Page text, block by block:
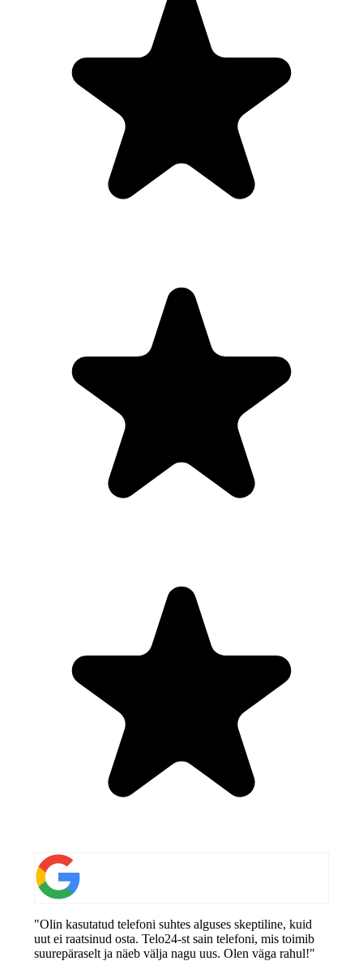
"Olin kasutatud telefoni suhtes alguses skeptiline, kuid
uut ei raatsinud osta. Telo24-st sain telefoni, mis toimib
suurepäraselt ja näeb välja nagu uus. Olen väga rahul!"